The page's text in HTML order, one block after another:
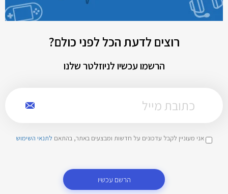
רוצים לדעת הכל לפני כולם?
הרשמו עכשיו לניוזלטר שלנו
אני מעוניין לקבל עדכונים על חדשות ומבצעים באתר, בהתאם לתנאי השימוש
הרשם עכשיו